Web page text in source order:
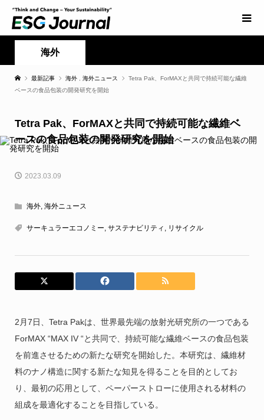
海外
最新記事 海外 海外ニュース
Tetra Pak、ForMAXと共同で持続可能な繊維
ベースの食品包装の開発研究を開始
Tetra Pak、ForMAXと共同で持続可能な繊維ベ
ースの食品包装の開発研究を開始
2023.03.09
海外, 海外ニュース
サーキュラーエコノミー, サステナビリティ , リサイクル
2月7日、Tetra Pakは、世界最先端の放射光研究所の一つである
ForMAX “MAX IV “と共同で、持続可能な繊維ベースの食品包装
を前進させるための新たな研究を開始した。本研究は、繊維材
料のナノ構造に関する新たな知見を得ることを目的としてお
り、最初の応用として、ペーパーストローに使用される材料の
組成を最適化することを目指している。